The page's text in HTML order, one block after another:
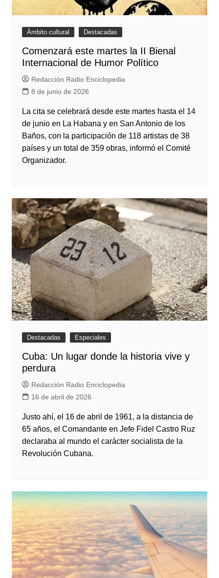
Ámbito cultural Destacadas
Comenzará este martes la II Bienal
Internacional de Humor Político
Redacción Radio Enciclopedia
8 de junio de 2026
La cita se celebrará desde este martes hasta el 14
de junio en La Habana y en San Antonio de los
Baños, con la participación de 118 artistas de 38
países y un total de 359 obras, informó el Comité
Organizador.
Destacadas Especiales
Cuba: Un lugar donde la historia vive y
perdura
Redacción Radio Enciclopedia
16 de abril de 2026
Justo ahí, el 16 de abril de 1961, a la distancia de
65 años, el Comandante en Jefe Fidel Castro Ruz
declaraba al mundo el carácter socialista de la
Revolución Cubana.